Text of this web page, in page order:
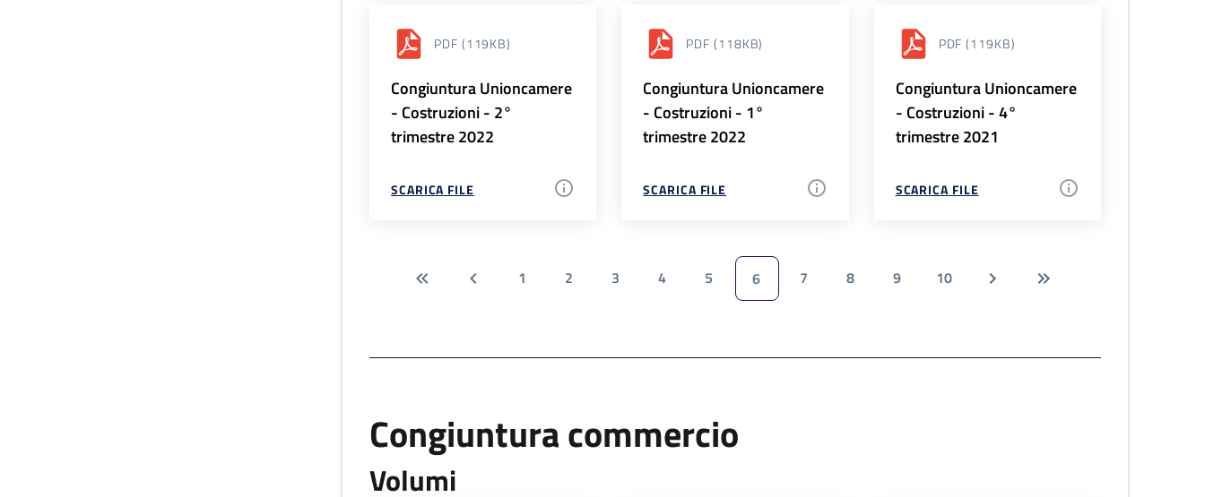
PDF (119KB)
Congiuntura Unioncamere
- Costruzioni - 2°
trimestre 2022
SCARICA FILE
PDF (118KB)
Congiuntura Unioncamere
- Costruzioni - 1°
trimestre 2022
SCARICA FILE
PDF (119KB)
Congiuntura Unioncamere
- Costruzioni - 4°
trimestre 2021
SCARICA FILE
1 2 3 4 5 6 7 8 9 10
Congiuntura commercio
Volumi